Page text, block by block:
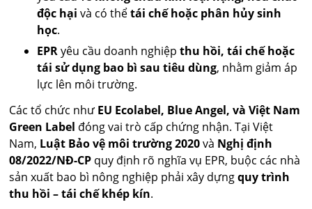
độc hại và có thểtái chế hoặc phân hủy sinh
học.
EPRyêu cầu doanh nghiệpthu hồi, tái chế hoặc
tái sử dụng bao bì sau tiêu dùng, nhằm giảm áp
lực lên môi trường.
Các tổ chức như EU Ecolabel, Blue Angel, và Việt Nam
Green Label đóng vai trò cấp chứng nhận. Tại Việt
Nam, Luật Bảo vệ môi trường 2020và Nghị định
08/2022/NĐ-CP quy định rõ nghĩa vụ EPR, buộc các nhà
sản xuất bao bì nông nghiệp phải xây dựngquy trình
thu hồi – tái chế khép kín.